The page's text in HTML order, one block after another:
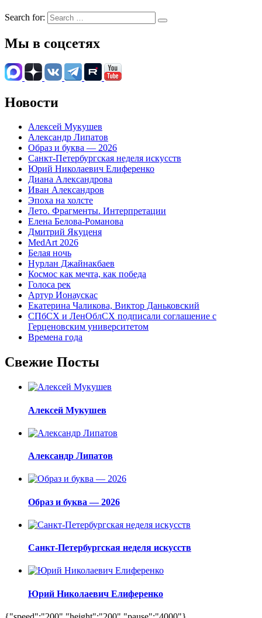
Search for:
Мы в соцсетях
Новости
Алексей Мукушев
Александр Липатов
Образ и буква — 2026
Санкт-Петербургская неделя искусств
Юрий Николаевич Елиференко
Диана Александрова
Иван Александров
Эпоха на холсте
Лето. Фрагменты. Интерпретации
Елена Белова-Романова
Дмитрий Якуценя
MedArt 2026
Белая ночь
Нурлан Джайнакбаев
Космос как мечта, как победа
Голоса рек
Артур Ионаускас
Екатерина Чаликова, Виктор Даньковский
СПбСХ и ЛенОблСХ подписали соглашение с
Герценовским университетом
Времена года
Свежие Посты
Алексей Мукушев
Александр Липатов
Образ и буква — 2026
Санкт-Петербургская неделя искусств
Юрий Николаевич Елиференко